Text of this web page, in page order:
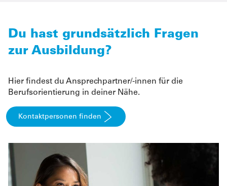
Du hast grundsätzlich Fragen
zur Ausbildung?
Hier findest du Ansprechpartner/-innen für die
Berufsorientierung in deiner Nähe.
Kontaktpersonen finden